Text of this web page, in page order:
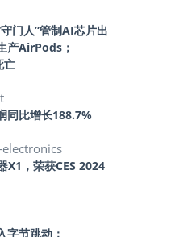
门人”管制AI芯片出
产AirPods；
亡
同比增长188.7%
X1，荣获CES 2024
字节跳动；